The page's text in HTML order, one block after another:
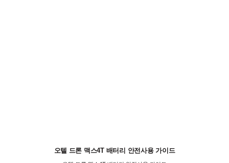
오텔 드론 맥스4T 배터리 안전사용 가이드